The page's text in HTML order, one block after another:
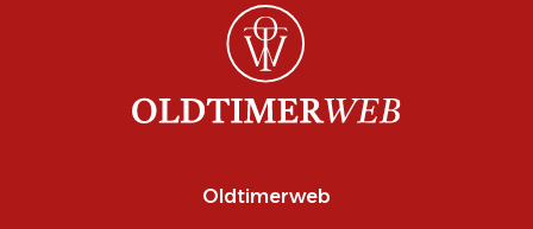
Oldtimerweb